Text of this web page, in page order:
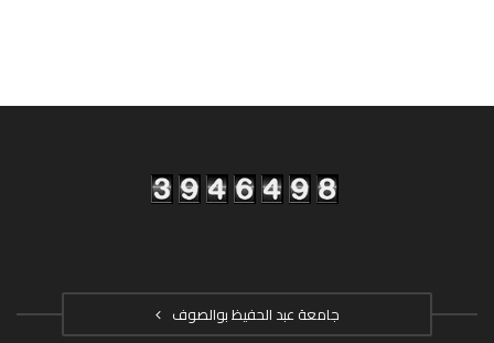
جامعة عبد الحفيظ بوالصوف